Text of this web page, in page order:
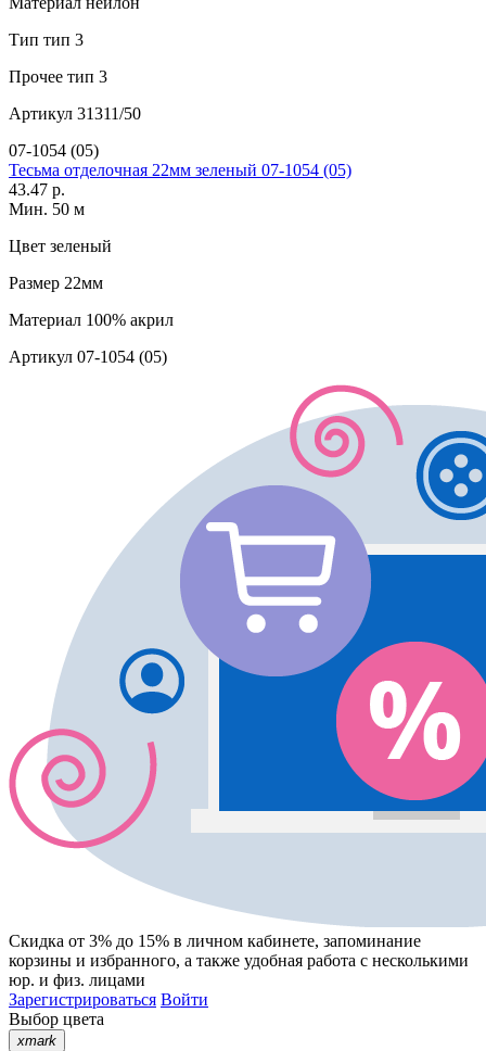
Тип тип 3
Прочее тип 3
Артикул 31311/50
07-1054 (05)
Тесьма отделочная 22мм зеленый 07-1054 (05)
43.47 р.
Мин. 50 м
Цвет зеленый
Размер 22мм
Материал 100% акрил
Артикул 07-1054 (05)
Скидка от 3% до 15% в личном кабинете, запоминание
корзины и избранного, а также удобная работа с несколькими
юр. и физ. лицами
Зарегистрироваться Войти
Выбор цвета
xmark